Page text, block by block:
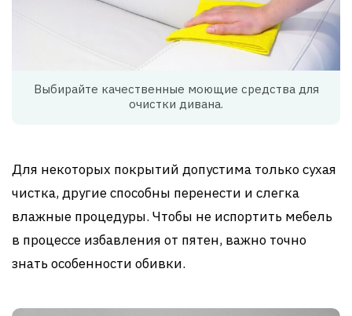
Выбирайте качественные моющие средства для
очистки дивана.
Для некоторых покрытий допустима только сухая
чистка, другие способны перенести и слегка
влажные процедуры. Чтобы не испортить мебель
в процессе избавления от пятен, важно точно
знать особенности обивки.